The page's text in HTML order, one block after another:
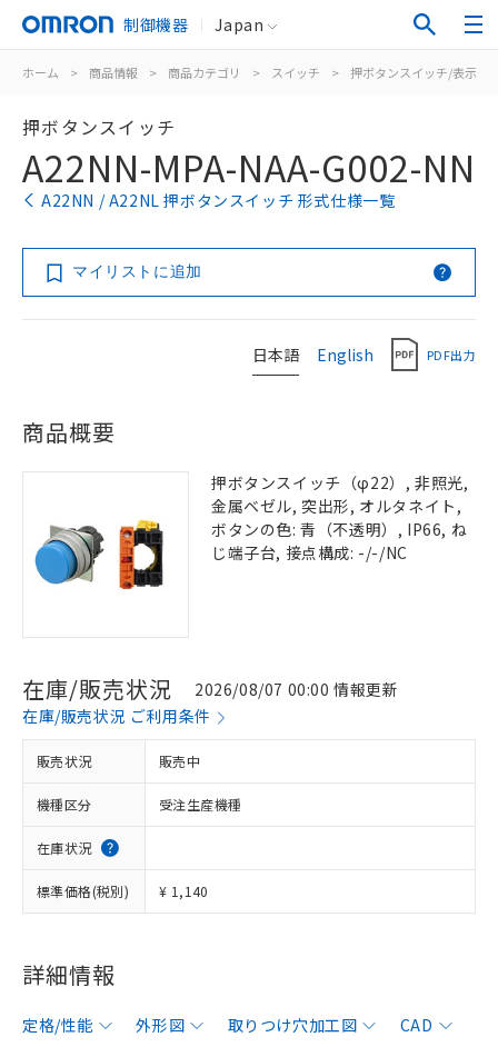
制御機器 Japan
ホーム > 商品情報 > 商品カテゴリ > スイッチ > 押ボタンスイッチ/表示灯
押ボタンスイッチ
A22NN-MPA-NAA-G002-NN
A22NN / A22NL 押ボタンスイッチ 形式仕様一覧
マイリストに追加
日本語 English PDF出力
商品概要
押ボタンスイッチ（φ22）, 非照光,
金属ベゼル, 突出形, オルタネイト,
ボタンの色: 青（不透明）, IP66, ね
じ端子台, 接点構成: -/-/NC
在庫/販売状況
2026/08/07 00:00 情報更新
在庫/販売状況 ご利用条件
販売状況 販売中
機種区分 受注生産機種
在庫状況
標準価格(税別) ¥ 1,140
詳細情報
定格/性能 外形図 取りつけ穴加工図
CAD